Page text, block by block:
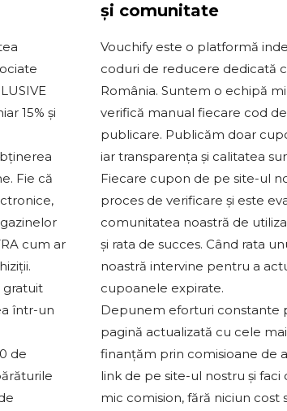
15% și
Fie că
cum ar
gratuit
într-un
de
și comunitate
Vouchify este o platformă
coduri de reducere dedicată
România. Suntem o echipă
verifică manual fiecare cod
publicare. Publicăm doar
iar transparența și calitatea
Fiecare cupon de pe site-ul
proces de verificare și este
comunitatea noastră de
și rata de succes. Când rata
noastră intervine pentru a
cupoanele expirate.
Depunem eforturi constante
pagină actualizată cu cele
finanțăm prin comisioane de
link de pe site-ul nostru și
mic comision, fără niciun